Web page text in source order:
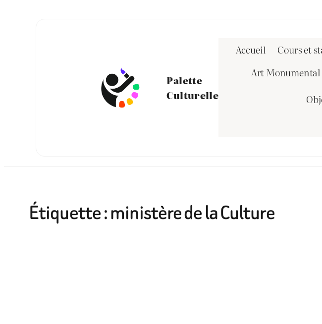
Palette
Culturelle
Accueil Cours et
Art Monumental
Étiquette :ministère de la Culture